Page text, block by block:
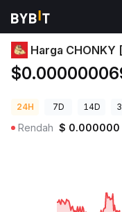
Harga Kripto Harga
Harga CHONKY
24H 7D 14D
Rendah $ 0.000000